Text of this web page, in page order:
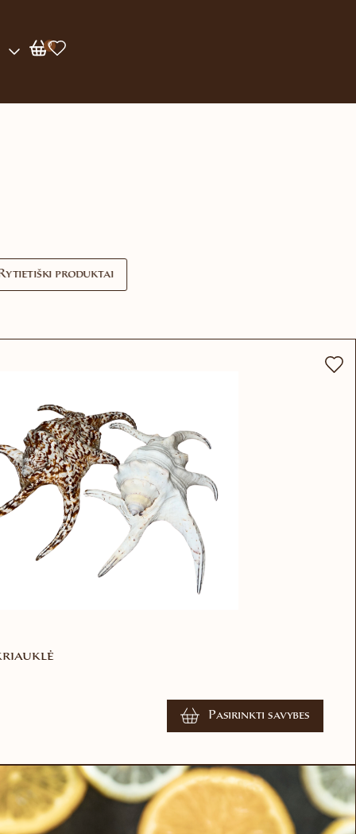
0
produktai
Pasirinkti savybes